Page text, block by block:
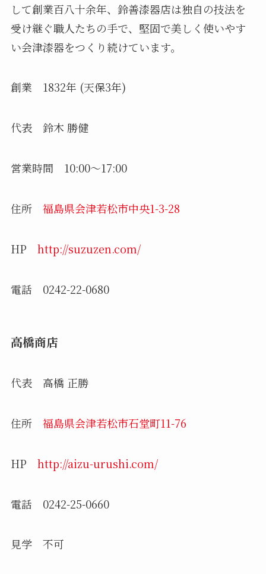
して創業百八十余年、鈴善漆器店は独自の技法を
受け継ぐ職人たちの手で、堅固で美しく使いやす
い会津漆器をつくり続けています。
創業 1832年 (天保3年)
代表 鈴木 勝健
営業時間 10:00～17:00
住所 福島県会津若松市中央1-3-28
HP http://suzuzen.com/
電話 0242-22-0680
高橋商店
代表 高橋 正勝
住所 福島県会津若松市石堂町11-76
HP http://aizu-urushi.com/
電話 0242-25-0660
見学 不可